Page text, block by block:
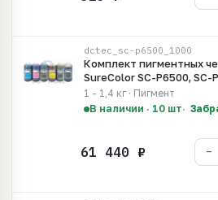
dctec_sc-p6500_1000
Комплект пигментных
SureColor SC-P6500, SC-
1 - 1,4 кг · Пигмент
В наличии · 10 шт